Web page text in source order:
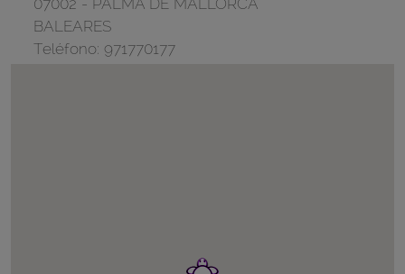
07002 - PALMA DE MALLORCA
BALEARES
Teléfono: 971770177